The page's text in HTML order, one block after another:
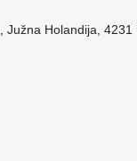
Južna Holandija,